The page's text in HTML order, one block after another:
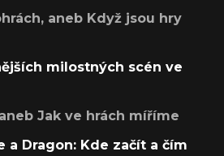
aneb Když jsou hry
milostných scén ve
Jak ve hrách míříme
a Dragon: Kde začít a čím